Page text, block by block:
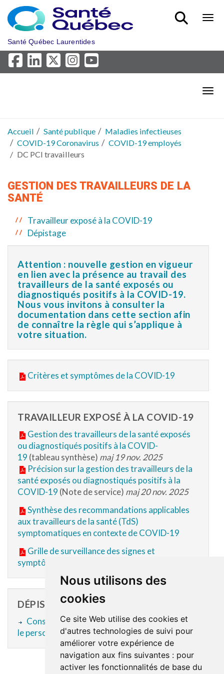
Nous utilisons des
cookies
Ce site Web utilise des cookies et
d'autres technologies de suivi pour
améliorer votre expérience de
navigation aux fins suivantes : pour
activer les fonctionnalités de base du
Aller au menu principal
Santé Québec Laurentides
Accueil Santé publique
Maladies infectieuses
COVID-19 Coronavirus
COVID-19 employés
DC PCI travailleurs
GESTION DES TRAVAILLEURS DE LA
SANTÉ
Travailleur exposé à la COVID-19
Dépistage
Attention : nouvelle gestion en vigueur
en lien avec la présence au travail des
travailleurs de la santé exposés ou
diagnostiqués positifs à la COVID-19.
Nous vous invitons à consulter la
documentation dans cette section afin
de connaître la règle qui s’applique à
votre situation.
Critères et symptômes de la COVID-19
TRAVAILLEUR EXPOSÉ À LA COVID-19
Gestion des travailleurs de la santé exposés
ou diagnostiqués positifs à la COVID-
19 (tableau synthèse) maj 19 nov. 2025
Précision sur la gestion des travailleurs de la
santé exposés ou diagnostiqués positifs à la
COVID-19 (Note de service) maj 20 nov. 2025
Synthèse des recommandations applicables
aux travailleurs de la santé (TdS)
symptomatiques en contexte de COVID-19
Grille de surveillance des signes et
symptômes - Employés
DÉPISTAGE
Consignes de dépistage de la COVID-19 pour
le personnel